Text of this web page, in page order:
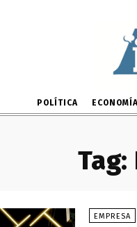
POLÍTICA
Tag:
EMPRESA